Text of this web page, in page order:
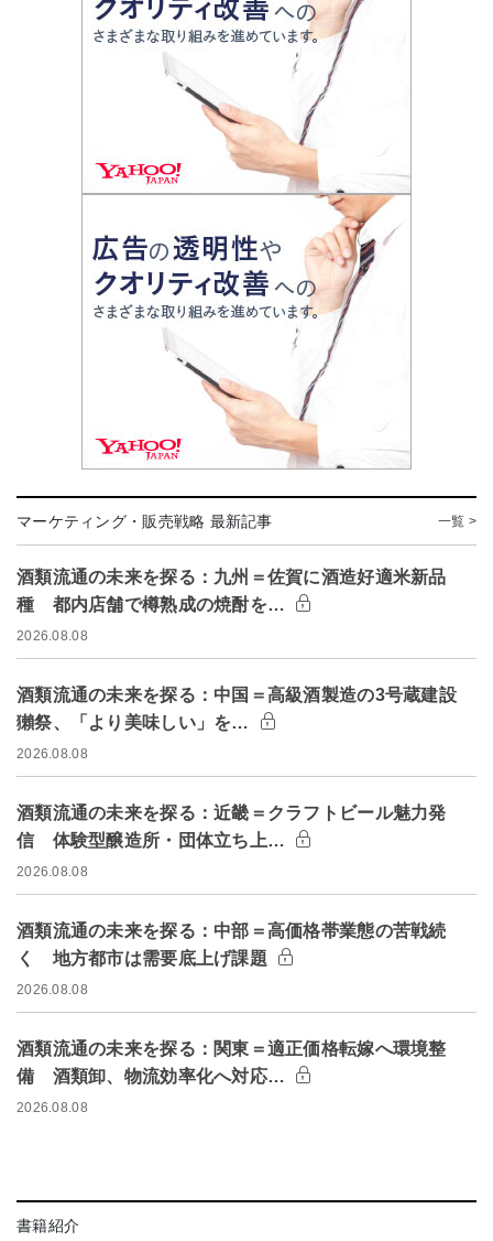
マーケティング・販売戦略 最新記事 一覧 >
酒類流通の未来を探る：九州＝佐賀に酒造好適米新品
種 都内店舗で樽熟成の焼酎を…
2026.08.08
酒類流通の未来を探る：中国＝高級酒製造の3号蔵建設
獺祭、「より美味しい」を…
2026.08.08
酒類流通の未来を探る：近畿＝クラフトビール魅力発
信 体験型醸造所・団体立ち上…
2026.08.08
酒類流通の未来を探る：中部＝高価格帯業態の苦戦続
く 地方都市は需要底上げ課題
2026.08.08
酒類流通の未来を探る：関東＝適正価格転嫁へ環境整
備 酒類卸、物流効率化へ対応…
2026.08.08
書籍紹介